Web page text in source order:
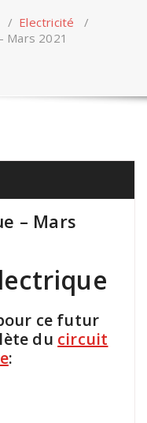
/ Electricité /
Mars 2021
– Mars
ce futur
du circuit
: